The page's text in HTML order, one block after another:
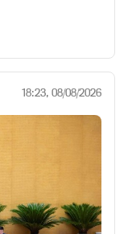
18:23, 08/08/2026